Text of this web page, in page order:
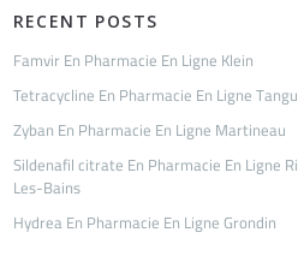
RECENT POSTS
Famvir En Pharmacie En Ligne Klein
Tetracycline En Pharmacie En Ligne
Zyban En Pharmacie En Ligne Martineau
Sildenafil citrate En Pharmacie En Ligne
Les-Bains
Hydrea En Pharmacie En Ligne Grondin